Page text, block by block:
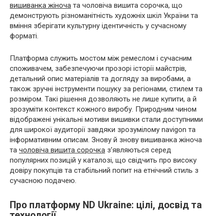
вишиванка жіноча та чоловіча вишита сорочка, що
демонструють різноманітність художніх шкіл України та
вміння зберігати культурну ідентичність у сучасному
форматі.
Платформа служить мостом між ремеслом і сучасним
споживачем, забезпечуючи прозорі історії майстрів,
детальний опис матеріалів та догляду за виробами, а
також зручні інструменти пошуку за регіонами, стилем та
розміром. Такі рішення дозволяють не лише купити, а й
зрозуміти контекст кожного виробу. Природним чином
відображені унікальні мотиви вишивки стали доступними
для широкої аудиторії завдяки зрозумілому navigon та
інформативним описам. Знову й знову вишиванка жіноча
та чоловіча вишита сорочка з’являються серед
популярних позицій у каталозі, що свідчить про високу
довіру покупців та стабільний попит на етнічний стиль з
сучасною подачею.
Про платформу ND Ukraine: цілі, досвід та